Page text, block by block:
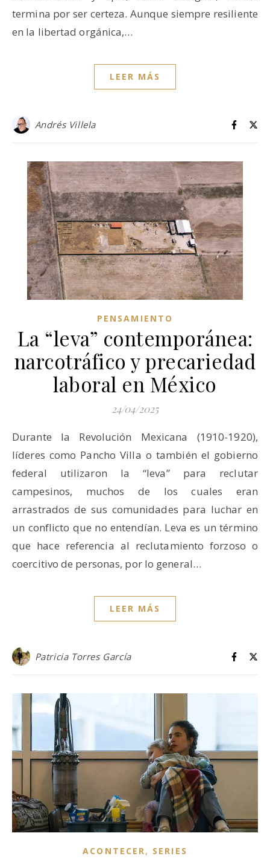
termina por ser certeza. Aunque siempre resiliente
en la libertad orgánica,…
LEER MÁS
Andrés Villela
PENSAMIENTO
La “leva” contemporánea:
narcotráfico y precariedad
laboral en México
24/04/2025
Durante la Revolución Mexicana (1910-1920),
líderes como Pancho Villa o también el gobierno
federal utilizaron la “leva” para reclutar
campesinos, muchos de los cuales eran
arrastrados de sus comunidades para luchar en
un conflicto que no entendían. Leva es un término
que hace referencia al reclutamiento forzoso o
coercitivo de personas, por lo general…
LEER MÁS
Patricia Torres García
ACONTECER, SERIES